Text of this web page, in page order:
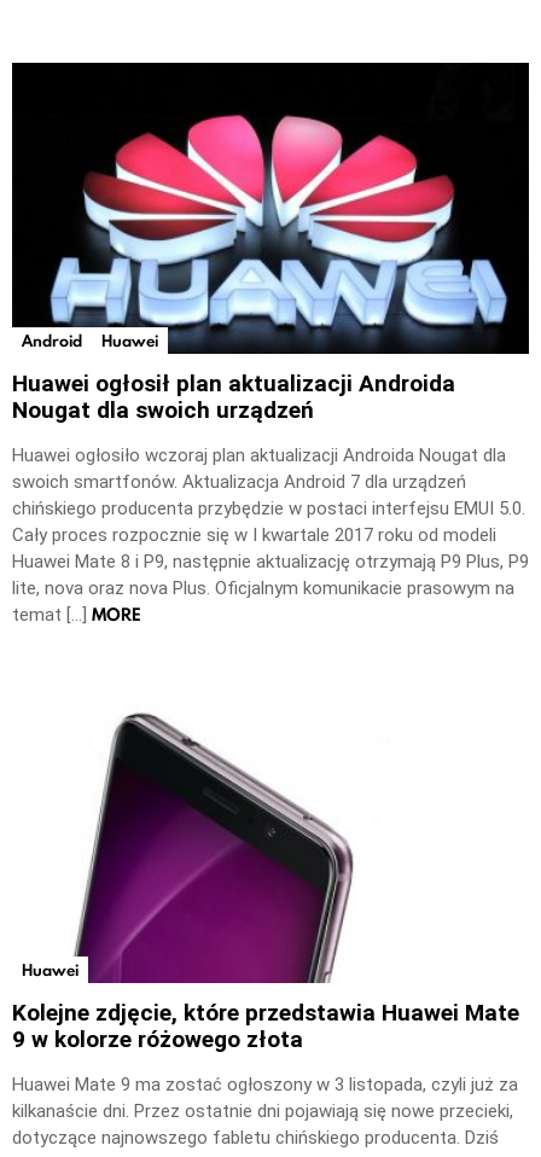
Android Huawei
Huawei ogłosił plan aktualizacji Androida
Nougat dla swoich urządzeń
Huawei ogłosiło wczoraj plan aktualizacji Androida Nougat dla
swoich smartfonów. Aktualizacja Android 7 dla urządzeń
chińskiego producenta przybędzie w postaci interfejsu EMUI 5.0.
Cały proces rozpocznie się w I kwartale 2017 roku od modeli
Huawei Mate 8 i P9, następnie aktualizację otrzymają P9 Plus, P9
lite, nova oraz nova Plus. Oficjalnym komunikacie prasowym na
temat […] MORE
Huawei
Kolejne zdjęcie, które przedstawia Huawei Mate
9 w kolorze różowego złota
Huawei Mate 9 ma zostać ogłoszony w 3 listopada, czyli już za
kilkanaście dni. Przez ostatnie dni pojawiają się nowe przecieki,
dotyczące najnowszego fabletu chińskiego producenta. Dziś